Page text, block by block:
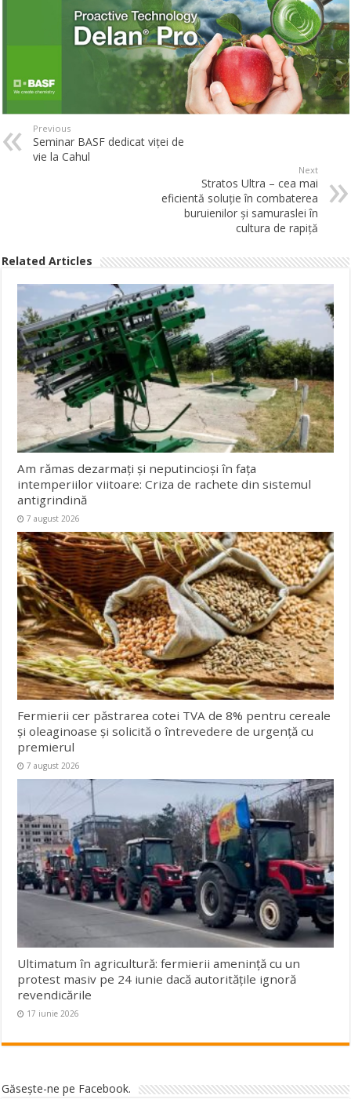
Previous
Seminar BASF dedicat viței de
vie la Cahul
Next
Stratos Ultra – cea mai
eficientă soluție în combaterea
buruienilor și samuraslei în
cultura de rapiță
Related Articles
Am rămas dezarmați și neputincioși în fața
intemperiilor viitoare: Criza de rachete din sistemul
antigrindină
7 august 2026
Fermierii cer păstrarea cotei TVA de 8% pentru cereale
și oleaginoase și solicită o întrevedere de urgență cu
premierul
7 august 2026
Ultimatum în agricultură: fermierii amenință cu un
protest masiv pe 24 iunie dacă autoritățile ignoră
revendicările
17 iunie 2026
Găseşte-ne pe Facebook.